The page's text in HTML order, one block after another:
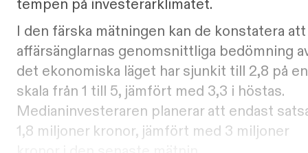
tempen på investerarklimatet.
I den färska mätningen kan de konstatera att
affärsänglarnas genomsnittliga bedömning
det ekonomiska läget har sjunkit till 2,8 på en
skala från 1 till 5, jämfört med 3,3 i höstas.
Medianinvesteraren planerar att endast
1,8 miljoner kronor, jämfört med 3 miljoner